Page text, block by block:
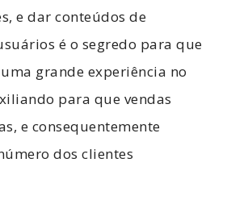
e dar conteúdos de
é o segredo para que
grande experiência no
para que vendas
e consequentemente
dos clientes